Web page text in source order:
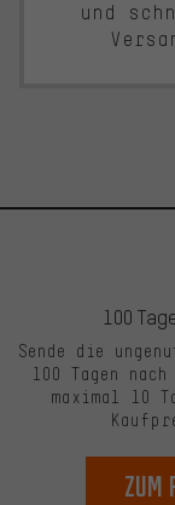
und
100
Sende die
100 Tagen
maximal 10
zum